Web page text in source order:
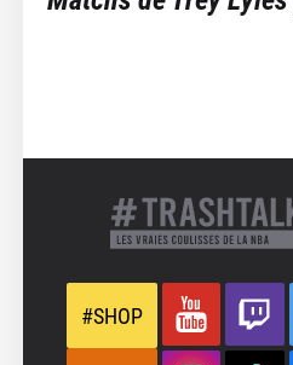
#SHOP